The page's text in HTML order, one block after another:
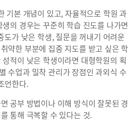
기본 개념이 있고, 자율적으로 학원 과
의 경우는 꾸준히 학습 진도를 나가면
도가 낮은 학생, 질문을 꺼내기 어려운
약한 부분에 집중 지도를 받고 싶은 학
적이 낮은 학생이라면 대형학원의 획
수업과 밀착 관리가 장점인 과외식 수
언한다.
공부 방법이나 이해 방식이 잘못된 경
통해 극복할 수 있다는 것.